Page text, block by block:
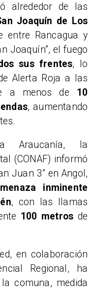
alrededor de las
Joaquín de Los
entre Rancagua y
Joaquín”, el fuego
sus frentes, lo
Alerta Roja a las
a menos de 10
, aumentando
Araucanía, la
(CONAF) informó
Juan 3” en Angol,
inminente
, con las llamas
100 metros de
en colaboración
Regional, ha
comuna, medida